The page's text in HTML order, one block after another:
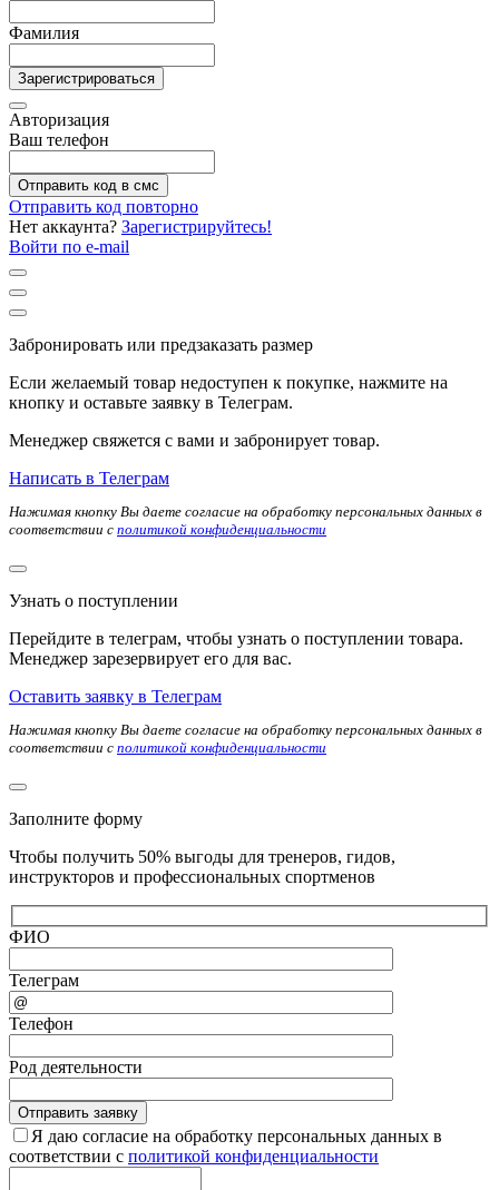
Фамилия
Зарегистрироваться
Авторизация
Ваш телефон
Отправить код в смс
Отправить код повторно
Нет аккаунта? Зарегистрируйтесь!
Войти по e-mail
Забронировать или предзаказать размер
Если желаемый товар недоступен к покупке, нажмите на
кнопку и оставьте заявку в Телеграм.
Менеджер свяжется с вами и забронирует товар.
Написать в Телеграм
Нажимая кнопку Вы даете согласие на обработку персональных данных в
соответствии с политикой конфиденциальности
Узнать о поступлении
Перейдите в телеграм, чтобы узнать о поступлении товара.
Менеджер зарезервирует его для вас.
Оставить заявку в Телеграм
Нажимая кнопку Вы даете согласие на обработку персональных данных в
соответствии с политикой конфиденциальности
Заполните форму
Чтобы получить 50% выгоды для тренеров, гидов,
инструкторов и профессиональных спортменов
ФИО
Телеграм
Телефон
Род деятельности
Я даю согласие на обработку персональных данных в
соответствии с политикой конфиденциальности